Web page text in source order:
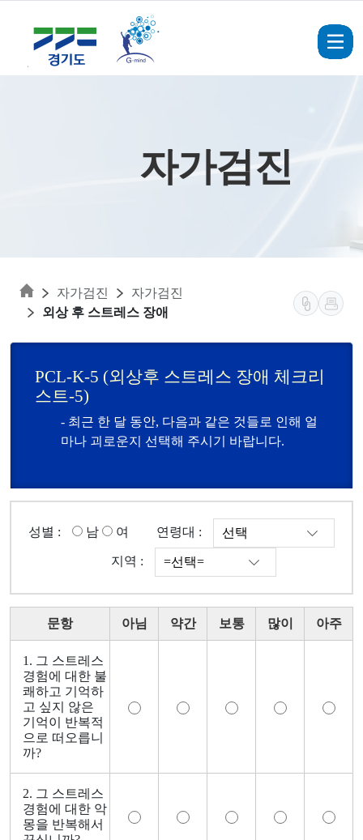
자가검진
자가검진
자가검진
외상 후 스트레스 장애
PCL-K-5 (외상후 스트레스 장애 체크리
스트-5)
- 최근 한 달 동안, 다음과 같은 것들로 인해 얼
마나 괴로운지 선택해 주시기 바랍니다.
성별 : 남 여 연령대 :
지역 :
문항 아님 약간 보통 많이 아주
1. 그 스트레스
경험에 대한 불
쾌하고 기억하
고 싶지 않은
기억이 반복적
으로 떠오릅니
까?
2. 그 스트레스
경험에 대한 악
몽을 반복해서